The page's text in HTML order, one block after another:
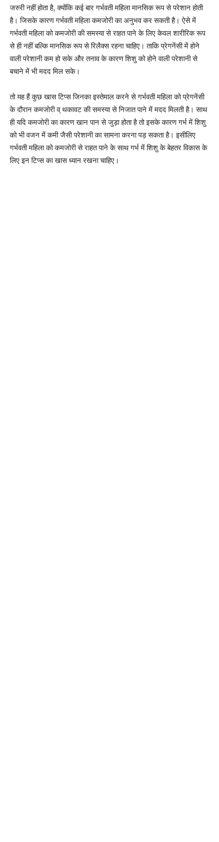
जरुरी नहीं होता है, क्योंकि कई बार गर्भवती महिला मानसिक रूप से परेशान होती
है। जिसके कारण गर्भवती महिला कमजोरी का अनुभव कर सकती है। ऐसे में
गर्भवती महिला को कमजोरी की समस्या से राहत पाने के लिए केवल शारीरिक रूप
से ही नहीं बल्कि मानसिक रूप से रिलैक्स रहना चाहिए। ताकि प्रेगनेंसी में होने
वाली परेशानी कम हो सके और तनाव के कारण शिशु को होने वाली परेशानी से
बचाने में भी मदद मिल सके।
तो यह हैं कुछ खास टिप्स जिनका इस्तेमाल करने से गर्भवती महिला को प्रेगनेंसी
के दौरान कमजोरी व् थकावट की समस्या से निजात पाने में मदद मिलती है। साथ
ही यदि कमजोरी का कारण खान पान से जुड़ा होता है तो इसके कारण गर्भ में शिशु
को भी वजन में कमी जैसी परेशानी का सामना करना पड़ सकता है। इसीलिए
गर्भवती महिला को कमजोरी से राहत पाने के साथ गर्भ में शिशु के बेहतर विकास के
लिए इन टिप्स का खास ध्यान रखना चाहिए।